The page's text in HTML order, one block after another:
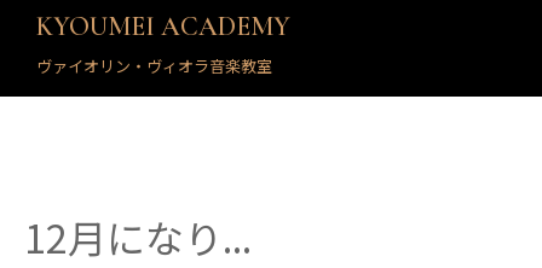
KYOUMEI ACADEMY
ヴァイオリン・ヴィオラ音楽教室
12月になり...